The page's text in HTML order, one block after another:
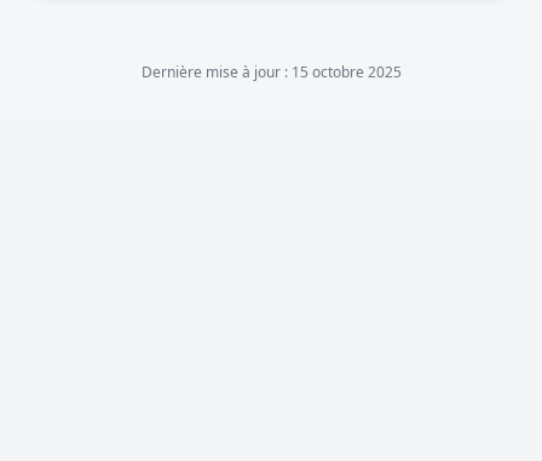
Dernière mise à jour : 15 octobre 2025